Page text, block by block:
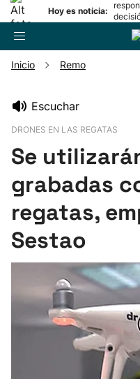
Hoy es noticia:
Pelota
Remo
Ciclismo
Herri-kirolak
Inicio Remo
Escuchar
DRONES EN LAS REGATAS
Se
grabadas
regatas,
Sestao